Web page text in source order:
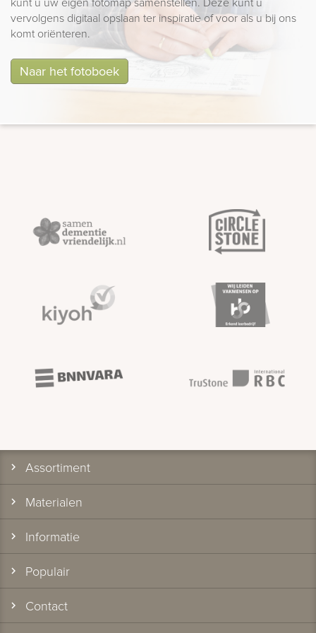
vervolgens digitaal opslaan ter inspiratie of voor als u bij ons
komt oriënteren.
Naar het fotoboek
Assortiment
Materialen
Informatie
Populair
Contact